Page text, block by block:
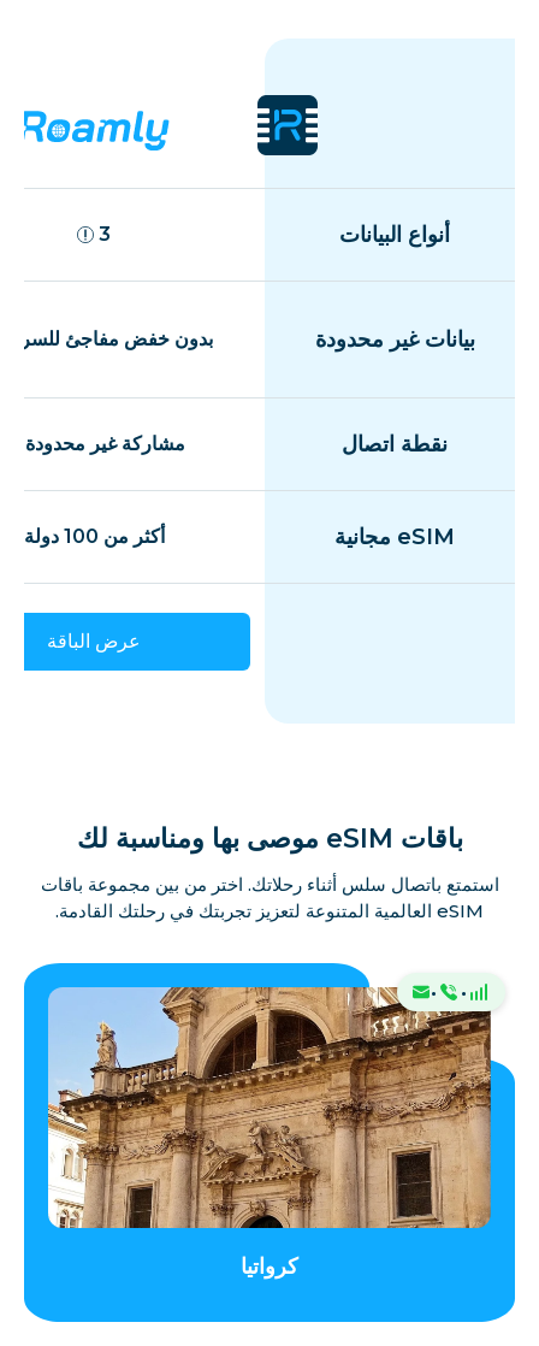
أنواع البيانات 3
بيانات غير محدودة بدون خفض مفاجئ
نقطة اتصال مشاركة غير محدودة
eSIM مجانية أكثر من 100 دولة
عرض الباقة
باقات eSIM موصى بها ومناسبة لك
استمتع باتصال سلس أثناء رحلاتك. اختر من بين مجموعة باقات
eSIM العالمية المتنوعة لتعزيز تجربتك في رحلتك القادمة.
·
·
كرواتيا